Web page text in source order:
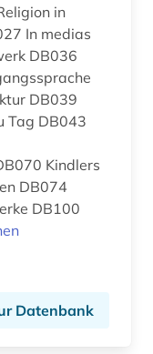
In medias
DB036
DB039
Tag DB043
Kindlers
DB074
DB100
Datenbank